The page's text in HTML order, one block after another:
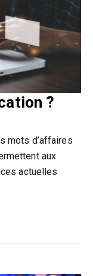
?
mots d’affaires
aux
actuelles